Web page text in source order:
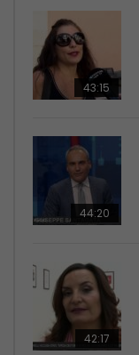
43:15
44:20
42:17